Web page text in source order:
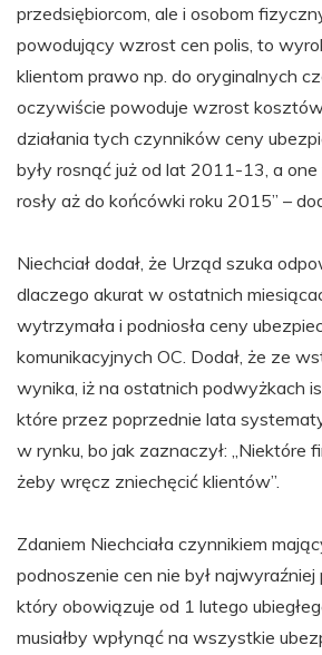
przedsiębiorcom, ale i osobom
powodujący wzrost cen polis, to
klientom prawo np. do oryginalnych
oczywiście powoduje wzrost
działania tych czynników ceny
były rosnąć już od lat 2011-13, a
rosły aż do końcówki roku 2015” –
Niechciał dodał, że Urząd szuka
dlaczego akurat w ostatnich
wytrzymała i podniosła ceny
komunikacyjnych OC. Dodał, że ze
wynika, iż na ostatnich podwyżkach
które przez poprzednie lata
w rynku, bo jak zaznaczył: „Niektóre
żeby wręcz zniechęcić klientów”.
Zdaniem Niechciała czynnikiem
podnoszenie cen nie był
który obowiązuje od 1 lutego
musiałby wpłynąć na wszystkie